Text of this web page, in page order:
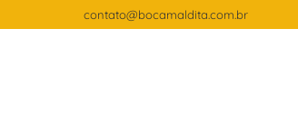
contato@bocamaldita.com.br